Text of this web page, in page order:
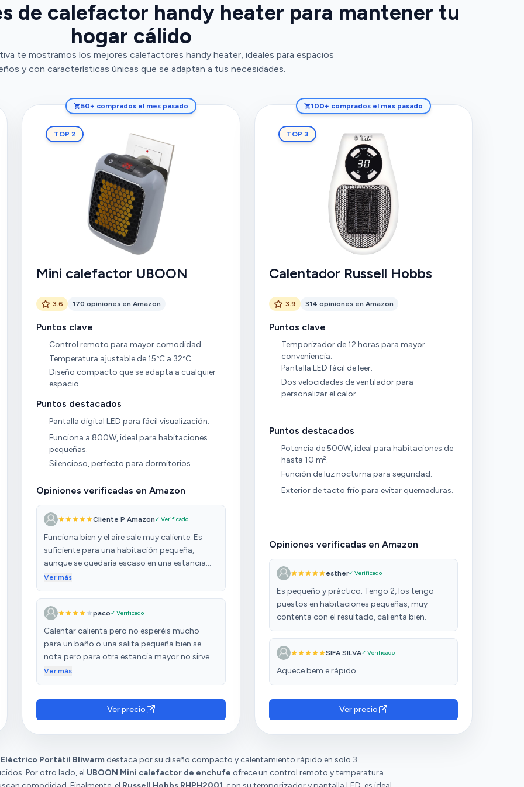
de calefactor handy heater para mantener tu
hogar cálido
te mostramos los mejores calefactores handy heater, ideales para espacios
y con características únicas que se adaptan a tus necesidades.
50+ comprados el mes pasado
TOP 2
Mini calefactor UBOON
3.6 170 opiniones en Amazon
Puntos clave
Control remoto para mayor comodidad.
Temperatura ajustable de 15ºC a 32ºC.
Diseño compacto que se adapta a cualquier
espacio.
Puntos destacados
Pantalla digital LED para fácil visualización.
Funciona a 800W, ideal para habitaciones
pequeñas.
Silencioso, perfecto para dormitorios.
Opiniones verificadas en Amazon
Cliente P Amazon✓ Verificado
Funciona bien y el aire sale muy caliente. Es
suficiente para una habitación pequeña,
aunque se quedaría escaso en una estancia
más grande. Hay que leer con cuidado el
no funciona bien al observar que no se apaga
cuando pulsas el botón de apagado (bien sea
en el propio aparato o en el mando a
distancia). Lo que ocurre es que el ventilador
sigue funcionando durante aproximadamente
Ver más
paco✓ Verificado
Calentar calienta pero no esperéis mucho
para un baño o una salita pequeña bien se
nota pero para otra estancia mayor no sirve
pues tarda mucho es aparato pequeño olo
Ver más
Ver precio
100+ comprados el mes pasado
TOP 3
Calentador Russell Hobbs
3.9 314 opiniones en Amazon
Puntos clave
Temporizador de 12 horas para mayor
conveniencia.
Pantalla LED fácil de leer.
Dos velocidades de ventilador para
personalizar el calor.
Puntos destacados
Potencia de 500W, ideal para habitaciones de
hasta 10 m².
Función de luz nocturna para seguridad.
Exterior de tacto frío para evitar quemaduras.
Opiniones verificadas en Amazon
esther✓ Verificado
Es pequeño y práctico. Tengo 2, los tengo
puestos en habitaciones pequeñas, muy
contenta con el resultado, calienta bien.
SIFA SILVA✓ Verificado
Aquece bem e rápido
Ver precio
Portátil Bliwarm destaca por su diseño compacto y calentamiento rápido en solo 3
Por otro lado, el UBOON Mini calefactor de enchufe ofrece un control remoto y temperatura